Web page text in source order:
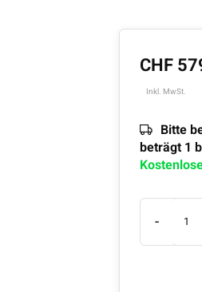
CHF
Inkl. MwSt.
Bitte
beträgt 1
-